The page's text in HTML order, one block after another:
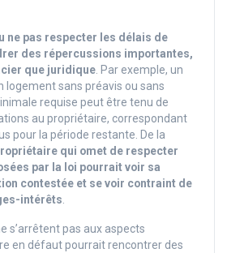
ne pas respecter les délais de
des répercussions importantes,
que juridique . Par exemple, un
logement sans préavis ou sans
requise peut être tenu de
au propriétaire, correspondant
pour la période restante. De la
qui omet de respecter
par la loi pourrait voir sa
contestée et se voir contraint de
intérêts
s’arrêtent pas aux aspects
en défaut pourrait rencontrer des